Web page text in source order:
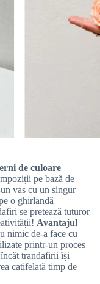
de culoare
pe bază de
vas cu un singur
o ghirlandă
se pretează tuturor
Avantajul
nimic de-a face cu
printr-un proces
trandafirii își
catifelată timp de